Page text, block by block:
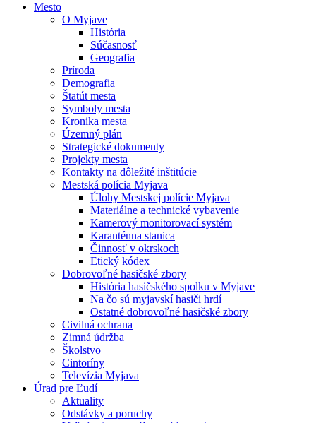
Mesto
O Myjave
História
Súčasnosť
Geografia
Príroda
Demografia
Štatút mesta
Symboly mesta
Kronika mesta
Územný plán
Strategické dokumenty
Projekty mesta
Kontakty na dôležité inštitúcie
Mestská polícia Myjava
Úlohy Mestskej polície Myjava
Materiálne a technické vybavenie
Kamerový monitorovací systém
Karanténna stanica
Činnosť v okrskoch
Etický kódex
Dobrovoľné hasičské zbory
História hasičského spolku v Myjave
Na čo sú myjavskí hasiči hrdí
Ostatné dobrovoľné hasičské zbory
Civilná ochrana
Zimná údržba
Školstvo
Cintoríny
Televízia Myjava
Úrad pre Ľudí
Aktuality
Odstávky a poruchy